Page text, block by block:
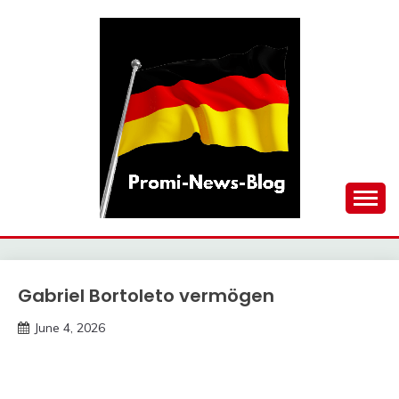
PROMI-NEWS-BLOG
Trends
Gabriel Bortoleto vermögen
June 4, 2026